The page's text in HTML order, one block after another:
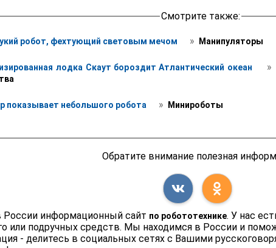
Смотрите также:
робот, фехтующий световым мечом » Манипуляторы
лодка Скаут бороздит Атлантический океан »
показывает небольшого робота » Минироботы
Обратите внимание полезная
России информационный сайт по робототехнике. У нас
или подручных средств. Мы находимся в России и
- делитесь в социальных сетях с Вашими